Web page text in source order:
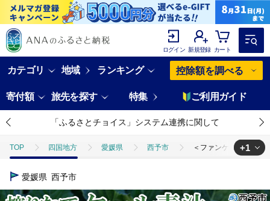
ログイン 新規登録 カート
カテゴリ 地域 ランキング 控除額を調べる
寄付額 旅先を探す 特集 ご利用ガイド
「ふるさとチョイス」システム連携に関して
TOP 四国地方 愛媛県 西予市 ＜ファンケル 搾りた
TOP
+1
愛媛県 西予市